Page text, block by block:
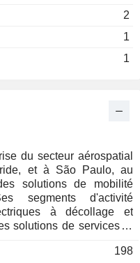
2
1
1
du secteur aérospatial
et à São Paulo, au
solutions de mobilité
segments d'activité
à décollage et
solutions de services et
et certifie des eVTOL
198